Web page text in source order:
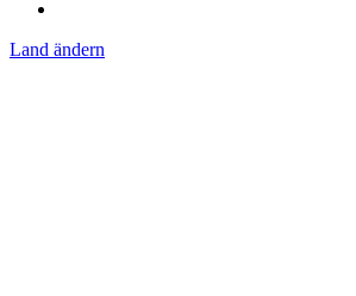
Land ändern